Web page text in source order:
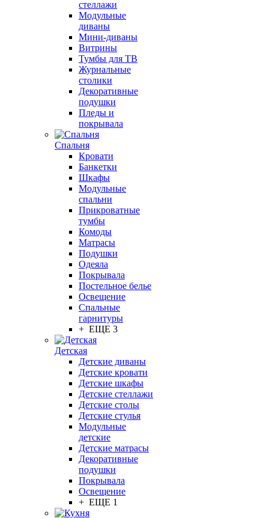
стеллажи
Модульные
диваны
Мини-диваны
Витрины
Тумбы для ТВ
Журнальные
столики
Декоративные
подушки
Пледы и
покрывала
Спальня
Кровати
Банкетки
Шкафы
Модульные
спальни
Прикроватные
тумбы
Комоды
Матрасы
Подушки
Одеяла
Покрывала
Постельное белье
Освещение
Спальные
гарнитуры
+ ЕЩЕ 3
Детская
Детские диваны
Детские кровати
Детские шкафы
Детские стеллажи
Детские столы
Детские стулья
Модульные
детские
Детские матрасы
Декоративные
подушки
Покрывала
Освещение
+ ЕЩЕ 1